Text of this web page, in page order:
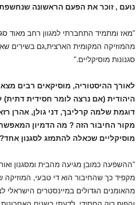
נועם , זוכר את הפעם הראשונה שנחשפת
"מאז ומתמיד התחברתי למגוון רחב מאוד
מהמוזיקה המקומית הארצית,גם בשירים
סגנונות מוסיקליים."
לאורך ההיסטוריה, מוסיקאים רבים
היהודית (אם נרצה לומר חסידית דתית)
דוגמת שלמה קרליבך, דני גולן, אהרן
מקור החיבור הזה ? מה הדמיון המאפשר
מוסיקליים שכאלה להתמזג לסגנון אחד?
"ההשפעה כמובן מגיעה מהבית ומסגנון
מקפיד כך שהחיבור הוא די טבעי, המוזיקה
מהאומנים הגדולים במיינסטרים הישראלי